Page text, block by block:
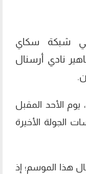
شبكة سكاي
نادي أرسنال
الأحد المقبل
الجولة الأخيرة
هذا الموسم؛ إذ